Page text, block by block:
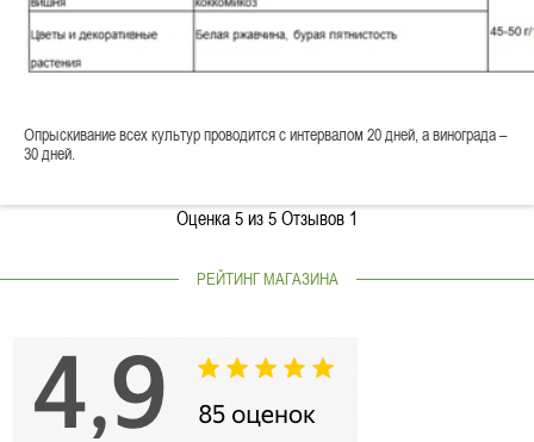
Опрыскивание всех культур проводится с интервалом 20 дней, а винограда –
30 дней.
Оценка5из 5 Отзывов 1
РЕЙТИНГ МАГАЗИНА